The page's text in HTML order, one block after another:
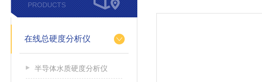
PRODUCTS
在线总硬度分析仪
半导体水质硬度分析仪